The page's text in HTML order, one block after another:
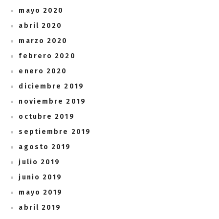
mayo 2020
abril 2020
marzo 2020
febrero 2020
enero 2020
diciembre 2019
noviembre 2019
octubre 2019
septiembre 2019
agosto 2019
julio 2019
junio 2019
mayo 2019
abril 2019